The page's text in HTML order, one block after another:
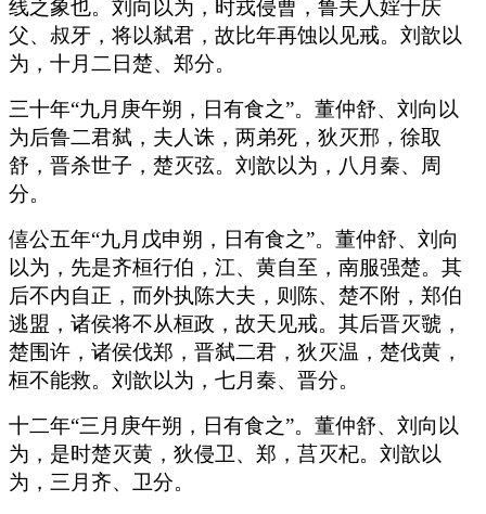
线之象也。刘向以为，时戎侵曹，鲁夫人婬于庆
父、叔牙，将以弑君，故比年再蚀以见戒。刘歆以
为，十月二日楚、郑分。
三十年“九月庚午朔，日有食之”。董仲舒、刘向以
为后鲁二君弑，夫人诛，两弟死，狄灭邢，徐取
舒，晋杀世子，楚灭弦。刘歆以为，八月秦、周
分。
僖公五年“九月戊申朔，日有食之”。董仲舒、刘向
以为，先是齐桓行伯，江、黄自至，南服强楚。其
后不内自正，而外执陈大夫，则陈、楚不附，郑伯
逃盟，诸侯将不从桓政，故天见戒。其后晋灭虢，
楚围许，诸侯伐郑，晋弑二君，狄灭温，楚伐黄，
桓不能救。刘歆以为，七月秦、晋分。
十二年“三月庚午朔，日有食之”。董仲舒、刘向以
为，是时楚灭黄，狄侵卫、郑，莒灭杞。刘歆以
为，三月齐、卫分。